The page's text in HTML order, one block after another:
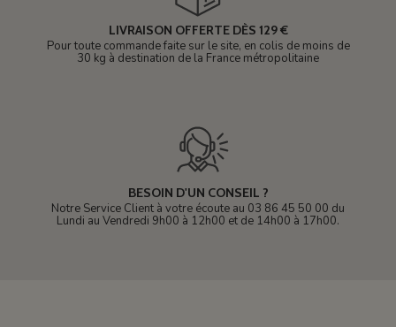
LIVRAISON OFFERTE DÈS 129 €
Pour toute commande faite sur le site, en colis de moins de
30 kg à destination de la France métropolitaine
BESOIN D'UN CONSEIL ?
Notre Service Client à votre écoute au 03 86 45 50 00 du
Lundi au Vendredi 9h00 à 12h00 et de 14h00 à 17h00.